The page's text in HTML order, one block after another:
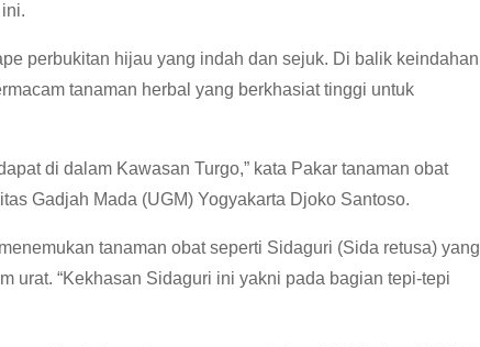
perbukitan hijau yang indah dan sejuk. Di balik keindahan
tanaman herbal yang berkhasiat tinggi untuk
di dalam Kawasan Turgo,” kata Pakar tanaman obat
Gadjah Mada (UGM) Yogyakarta Djoko Santoso.
tanaman obat seperti Sidaguri (Sida retusa) yang
urat. “Kekhasan Sidaguri ini yakni pada bagian tepi-tepi